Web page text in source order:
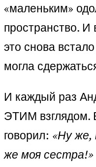
«маленьким»
пространство. И
это снова
могла
И каждый раз
ЭТИМ взглядом.
говорил: «Ну же,
же моя сестра!»